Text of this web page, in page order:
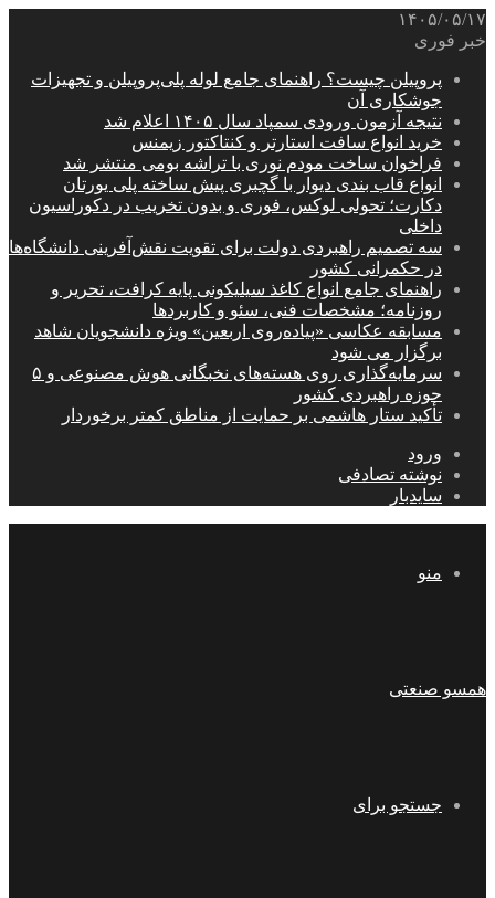
۱۴۰۵/۰۵/۱۷
خبر فوری
پروپیلن چیست؟ راهنمای جامع لوله پلی‌پروپیلن و تجهیزات
جوشکاری آن
نتیجه آزمون ورودی سمپاد سال ۱۴۰۵ اعلام شد
خرید انواع سافت استارتر و کنتاکتور زیمنس
فراخوان ساخت مودم نوری با تراشه بومی منتشر شد
انواع قاب بندی دیوار با گچبری پیش ساخته پلی یورتان
دکارت؛ تحولی لوکس، فوری و بدون تخریب در دکوراسیون
داخلی
سه تصمیم راهبردی دولت برای تقویت نقش‌آفرینی دانشگاه‌ها
در حکمرانی کشور
راهنمای جامع انواع کاغذ سیلیکونی پایه کرافت، تحریر و
روزنامه؛ مشخصات فنی، سئو و کاربردها
مسابقه عکاسی «پیاده‌روی اربعین» ویژه دانشجویان شاهد
برگزار می شود
سرمایه‌گذاری روی هسته‌های نخبگانی هوش مصنوعی و ۵
حوزه راهبردی کشور
تأکید ستار هاشمی بر حمایت از مناطق کمتر برخوردار
ورود
نوشته تصادفی
سایدبار
منو
همسو صنعتی
جستجو برای